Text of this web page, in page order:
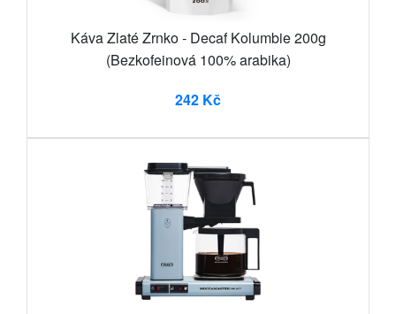
Káva Zlaté Zrnko - Decaf Kolumbie 200g
(Bezkofeinová 100% arabika)
242 Kč